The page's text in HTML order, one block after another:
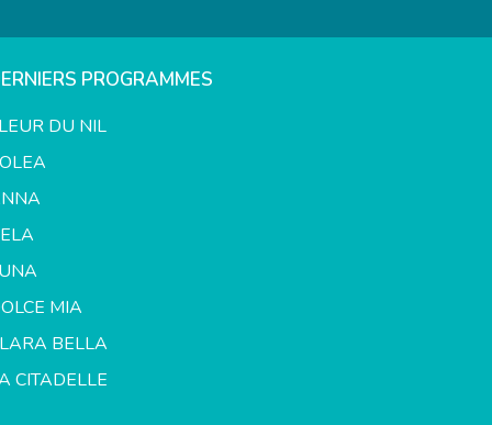
PROGRAMMES
DU NIL
MIA
BELLA
CITADELLE